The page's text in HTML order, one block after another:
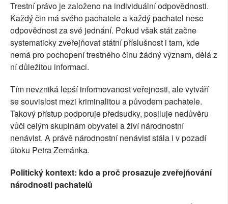
Trestní právo je založeno na individuální odpovědnosti.
Každý čin má svého pachatele a každý pachatel nese
odpovědnost za své jednání. Pokud však stát začne
systematicky zveřejňovat státní příslušnost i tam, kde
nemá pro pochopení trestného činu žádný význam, dělá z
ní důležitou informaci.
Tím nevzniká lepší informovanost veřejnosti, ale vytváří
se souvislost mezi kriminalitou a původem pachatele.
Takový přístup podporuje předsudky, posiluje nedůvěru
vůči celým skupinám obyvatel a živí národnostní
nenávist. A právě národnostní nenávist stála i v pozadí
útoku Petra Zemánka.
Politický kontext: kdo a proč prosazuje zveřejňování
národnosti pachatelů